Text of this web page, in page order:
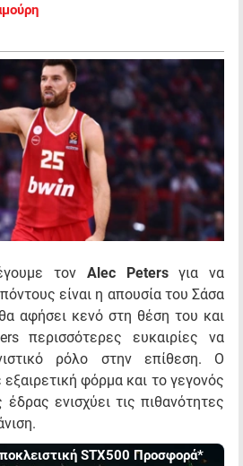
τον Alec Petersγια να
είναι η απουσία του Σάσα
αφήσει κενό στη θέση του και
περισσότερες ευκαιρίες να
ρόλο στην επίθεση. Ο
φόρμα και το γεγονός
έδρας ενισχύει τις πιθανότητες
STX500 Προσφορά*